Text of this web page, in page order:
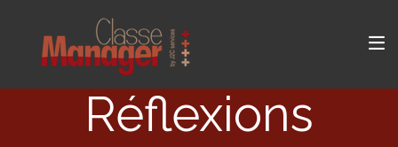
Réflexions